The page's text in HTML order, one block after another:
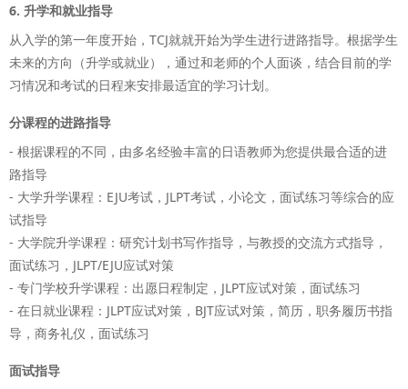
6. 升学和就业指导
从入学的第一年度开始，TCJ就就开始为学生进行进路指导。根据学生
未来的方向（升学或就业），通过和老师的个人面谈，结合目前的学
习情况和考试的日程来安排最适宜的学习计划。
分课程的进路指导
- 根据课程的不同，由多名经验丰富的日语教师为您提供最合适的进
路指导
- 大学升学课程：EJU考试，JLPT考试，小论文，面试练习等综合的应
试指导
- 大学院升学课程：研究计划书写作指导，与教授的交流方式指导，
面试练习，JLPT/EJU应试对策
- 专门学校升学课程：出愿日程制定，JLPT应试对策，面试练习
- 在日就业课程：JLPT应试对策，BJT应试对策，简历，职务履历书指
导，商务礼仪，面试练习
面试指导